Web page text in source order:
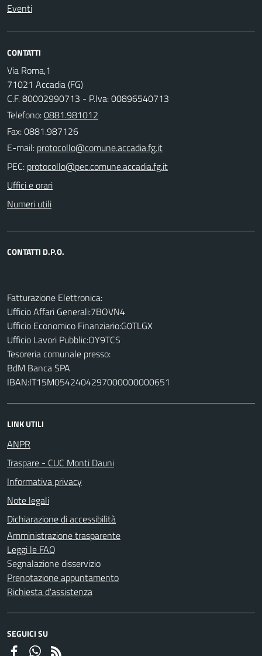
Eventi
CONTATTI
Via Roma,1
71021 Accadia (FG)
C.F. 80002990713 - P.Iva: 00896540713
Telefono:0881.981012
Fax: 0881.987126
E-mail:
PEC:
Uffici e orari
Numeri utili
CONTATTI D.P.O.
Fatturazione Elettronica:
Ufficio Affari Generali:7BOVN4
Ufficio Economico Finanziario:G0TLGX
Ufficio Lavori Pubblic:OY9TCS
Tesoreria comunale presso:
BdM Banca SPA
IBAN:IT15M0542404297000000000651
LINK UTILI
ANPR
Traspare - CUC Monti Dauni
Informativa privacy
Note legali
Dichiarazione di accessibilità
Amministrazione trasparente
Leggi le FAQ
Segnalazione disservizio
Prenotazione appuntamento
Richiesta d'assistenza
SEGUICI SU